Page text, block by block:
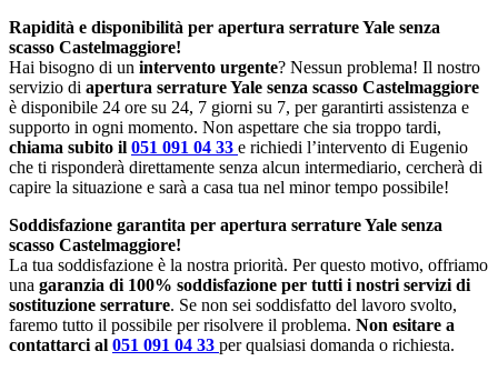
Rapidità e disponibilità per apertura serrature Yale senza
scasso Castelmaggiore!
Hai bisogno di un intervento urgente? Nessun problema! Il nostro
servizio di apertura serrature Yale senza scasso Castelmaggiore
è disponibile 24 ore su 24, 7 giorni su 7, per garantirti assistenza e
supporto in ogni momento. Non aspettare che sia troppo tardi,
chiama subito il 051 091 04 33 e richiedi l’intervento di Eugenio
che ti risponderà direttamente senza alcun intermediario, cercherà di
capire la situazione e sarà a casa tua nel minor tempo possibile!
Soddisfazione garantita per apertura serrature Yale senza
scasso Castelmaggiore!
La tua soddisfazione è la nostra priorità. Per questo motivo, offriamo
una garanzia di 100% soddisfazione per tutti i nostri servizi di
sostituzione serrature. Se non sei soddisfatto del lavoro svolto,
faremo tutto il possibile per risolvere il problema. Non esitare a
contattarci al 051 091 04 33 per qualsiasi domanda o richiesta.